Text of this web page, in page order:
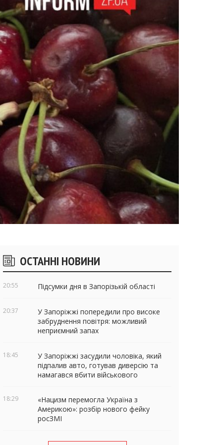
Бічні
віджети
ОСТАННІ НОВИНИ
20:55 Підсумки дня в Запорізькій області
20:37
У Запоріжжі попередили про високе
забруднення повітря: можливий
неприємний запах
18:45
У Запоріжжі засудили чоловіка, який
підпалив авто, готував диверсію та
намагався вбити військового
18:29
«Нацизм перемогла Україна з
Америкою»: розбір нового фейку
росЗМІ